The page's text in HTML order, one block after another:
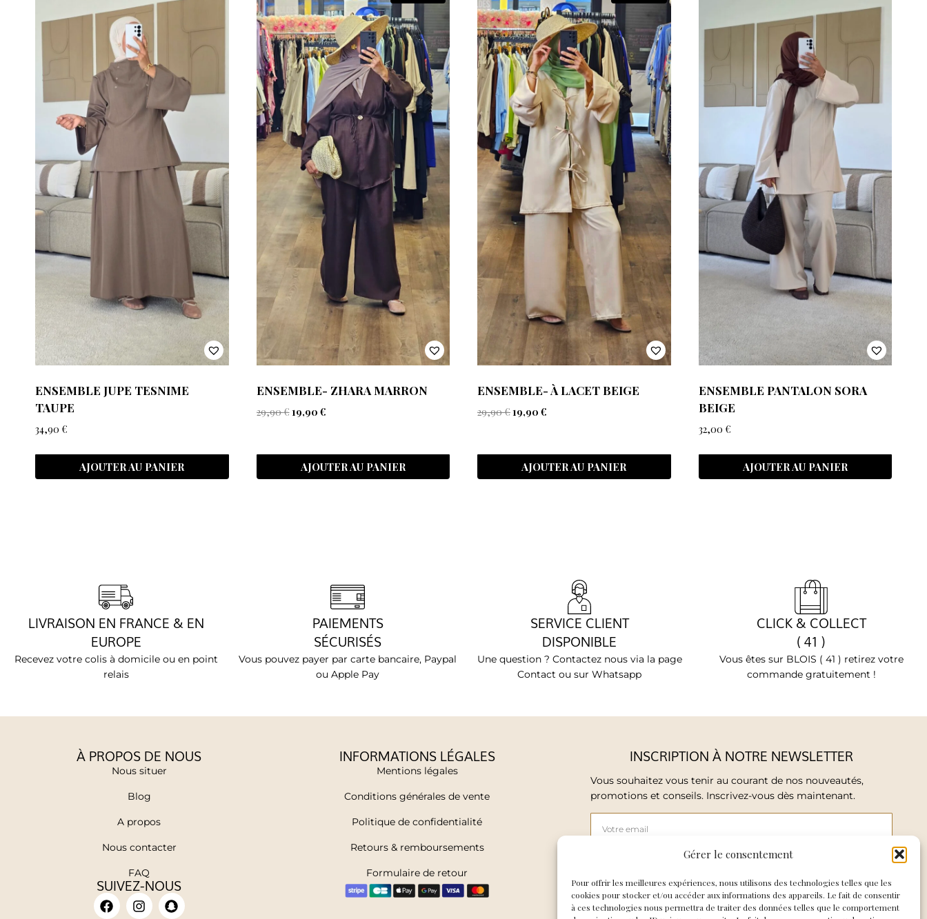
Gérer le consentement
Pour offrir les meilleures expériences, nous utilisons des technologies telles que les
cookies pour stocker et/ou accéder aux informations des appareils. Le fait de consentir
à ces technologies nous permettra de traiter des données telles que le comportement
ENSEMBLE JUPE TESNIME
TAUPE
34,90 €
AJOUTER AU PANIER
ENSEMBLE- ZHARA MARRON
29,90€19,90 €
AJOUTER AU PANIER
ENSEMBLE- À LACET BEIGE
29,90€19,90 €
AJOUTER AU PANIER
ENSEMBLE PANTALON SORA
BEIGE
32,00 €
AJOUTER AU PANIER
LIVRAISON EN FRANCE & EN
EUROPE
Recevez votre colis à domicile ou en point
relais
PAIEMENTS
SÉCURISÉS
Vous pouvez payer par carte bancaire, Paypal
ou Apple Pay
SERVICE CLIENT
DISPONIBLE
Une question ? Contactez nous via la page
Contact ou sur Whatsapp
CLICK & COLLECT
( 41 )
Vous êtes sur BLOIS ( 41 ) retirez votre
commande gratuitement !
À PROPOS DE NOUS
Nous situer
Blog
A propos
Nous contacter
FAQ
SUIVEZ-NOUS
INFORMATIONS LÉGALES
Mentions légales
Conditions générales de vente
Politique de confidentialité
Retours & remboursements
Formulaire de retour
INSCRIPTION À NOTRE NEWSLETTER
Vous souhaitez vous tenir au courant de nos nouveautés,
promotions et conseils. Inscrivez-vous dès maintenant.
JE M'INSCRIS